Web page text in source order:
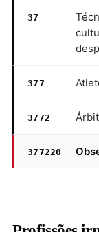
37
377
3772
377220